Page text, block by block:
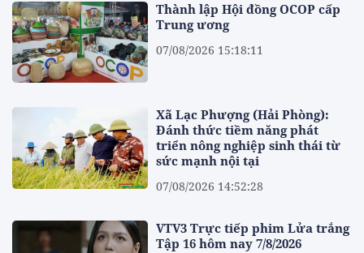
Thành lập Hội đồng OCOP cấp
Trung ương
07/08/2026 15:18:11
Xã Lạc Phượng (Hải Phòng):
Đánh thức tiềm năng phát
triển nông nghiệp sinh thái từ
sức mạnh nội tại
07/08/2026 14:52:28
VTV3 Trực tiếp phim Lửa trắng
Tập 16 hôm nay 7/8/2026